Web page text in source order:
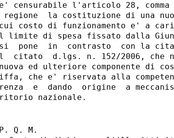
censurabile l'articolo 28, comma
la costituzione di una
costo di funzionamento e' a
di spesa fissato dalla
pone  in  contrasto  con la
citato  d.lgs. n. 152/2006, che
ed ulteriore componente di
che e' riservata alla
e  dando  origine  a
Q. M.